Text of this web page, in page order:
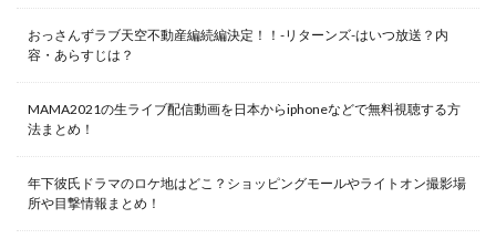
おっさんずラブ天空不動産編続編決定！！-リターンズ-はいつ放送？内
容・あらすじは？
MAMA2021の生ライブ配信動画を日本からiphoneなどで無料視聴する方
法まとめ！
年下彼氏ドラマのロケ地はどこ？ショッピングモールやライトオン撮影場
所や目撃情報まとめ！